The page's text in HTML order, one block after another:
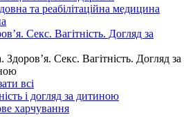
та реабілітаційна медицина
Секс. Вагітність. Догляд за
Здоров’я. Секс. Вагітність. Догляд за
всі
і догляд за дитиною
харчування